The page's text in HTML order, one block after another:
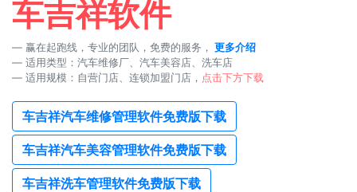
车吉祥软件
赢在起跑线，专业的团队，免费的服务， 更多介绍
适用类型：汽车维修厂、汽车美容店、洗车店
适用规模：自营门店、连锁加盟门店， 点击下方下载
车吉祥汽车维修管理软件免费版下载
车吉祥汽车美容管理软件免费版下载
车吉祥洗车管理软件免费版下载